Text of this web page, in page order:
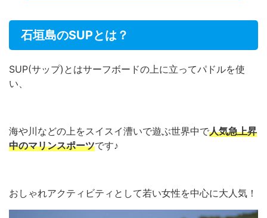
石垣島のSUPとは？
SUP(サップ)とはサーフボードの上に立ってパドルを使
い、
海や川などの上をスイスイ漕いで遊ぶ世界中で人気急上昇
中のマリンスポーツです♪
おしゃれアクティビティとして若い女性を中心に大人気！